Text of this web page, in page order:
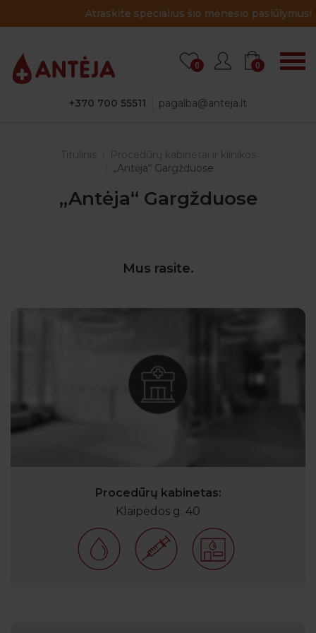
Atraskite specialius šio mėnesio pasiūlymus!
+370 700 55511 pagalba@anteja.lt
0 0
Titulinis
Procedūrų kabinetai ir klinikos
„Antėja“ Gargžduose
„Antėja“ Gargžduose
Mus rasite.
Procedūrų kabinetas:
Klaipėdos g. 40